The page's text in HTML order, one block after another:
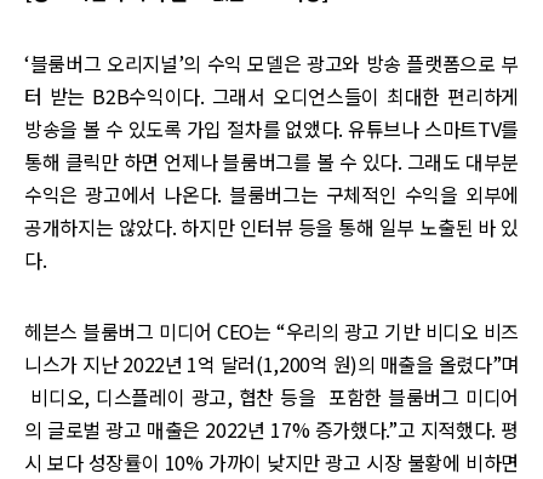
‘블룸버그 오리지널’의 수익 모델은 광고와 방송 플랫폼으로 부
터 받는 B2B수익이다. 그래서 오디언스들이 최대한 편리하게
방송을 볼 수 있도록 가입 절차를 없앴다. 유튜브나 스마트TV를
통해 클릭만 하면 언제나 블룸버그를 볼 수 있다. 그래도 대부분
수익은 광고에서 나온다. 블룸버그는 구체적인 수익을 외부에
공개하지는 않았다. 하지만 인터뷰 등을 통해 일부 노출된 바 있
다.
헤븐스 블룸버그 미디어 CEO는 “우리의 광고 기반 비디오 비즈
니스가 지난 2022년 1억 달러(1,200억 원)의 매출을 올렸다”며
비디오, 디스플레이 광고, 협찬 등을 포함한 블룸버그 미디어
의 글로벌 광고 매출은 2022년 17% 증가했다.”고 지적했다. 평
시 보다 성장률이 10% 가까이 낮지만 광고 시장 불황에 비하면